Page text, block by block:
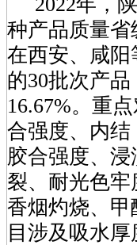
种产品质量省
在西安、咸阳
的30批次产
16.67%。重
合强度、内
胶合强度、
裂、耐光色
香烟灼烧、甲
目涉及吸水